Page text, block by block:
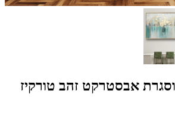
אבסטרקט זהב טורקיז